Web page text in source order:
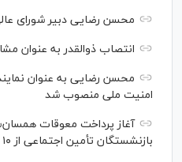
محسن رضایی دبیر شورای
انتصاب ذوالقدر به عنوان
محسن رضایی به عنوان
امنیت ملی منصوب شد
آغاز پرداخت معوقات
بازنشستگان تأمین اجتماعی از ۱۰ شهریور